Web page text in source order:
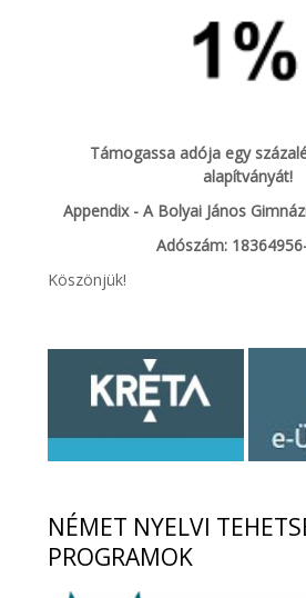
Támogassa adója egy
alapítványát!
Appendix - A Bolyai János
Adószám:
Köszönjük!
NÉMET NYELVI
PROGRAMOK